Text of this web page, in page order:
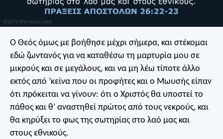
Ο Θεός όμως με βοήθησε μέχρι σήμερα, και στέκομαι
εδώ ζωντανός για να καταθέσω τη μαρτυρία μου σε
μικρούς και σε μεγάλους, και να μη λέω τίποτε άλλο
εκτός από ’κείνα που οι προφήτες και ο Μωυσής είπαν
ότι πρόκειται να γίνουν: ότι ο Χριστός θα υποστεί το
πάθος και θ’ αναστηθεί πρώτος από τους νεκρούς, και
θα κηρύξει το φως της σωτηρίας στο λαό μας και
στους εθνικούς.